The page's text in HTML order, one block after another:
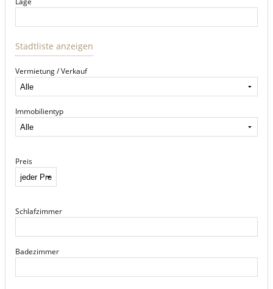
Stadtliste anzeigen
Vermietung / Verkauf
Immobilientyp
Preis
Schlafzimmer
Badezimmer